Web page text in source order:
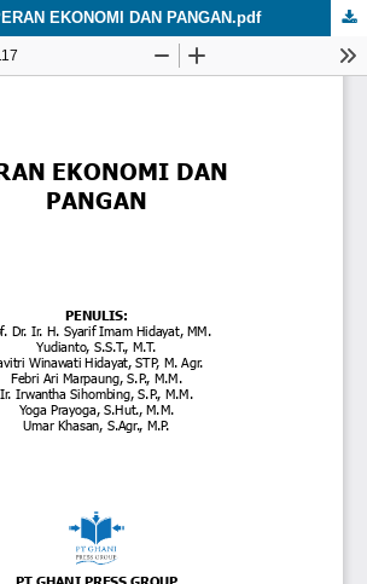
EKONOMI DAN PANGAN.pdf